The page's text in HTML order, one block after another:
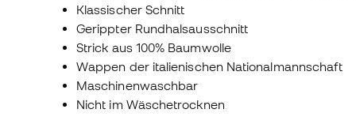
Klassischer Schnitt
Gerippter Rundhalsausschnitt
Strick aus 100% Baumwolle
Wappen der italienischen Nationalmannschaft
Maschinenwaschbar
Nicht im Wäschetrocknen